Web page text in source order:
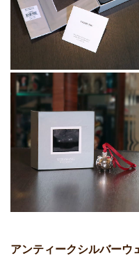
アンティークシルバーウ